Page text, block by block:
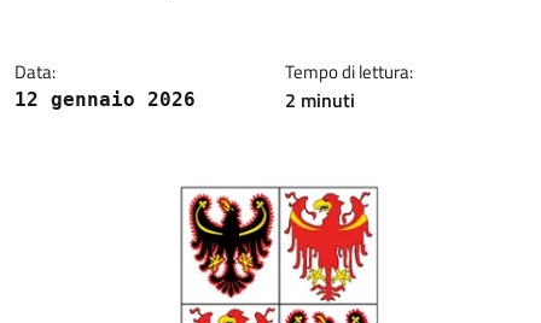
Data:
12 gennaio 2026
Tempo di lettura:
2 minuti